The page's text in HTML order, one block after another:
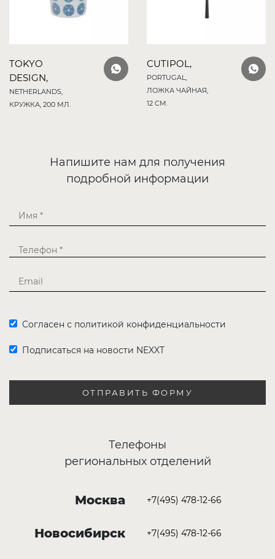
TOKYO
DESIGN,
NETHERLANDS,
КРУЖКА, 200 МЛ.
CUTIPOL,
PORTUGAL,
ЛОЖКА ЧАЙНАЯ,
12 СМ.
Напишите нам для получения
подробной информации
Согласен с политикой конфиденциальности
Подписаться на новости NEXXT
ОТПРАВИТЬ ФОРМУ
Телефоны
региональных отделений
Москва +7(495) 478-12-66
Новосибирск +7(495) 478-12-66